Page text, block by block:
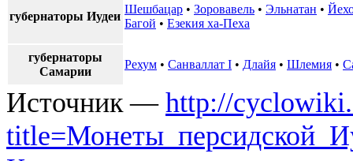
губернаторы Иудеи
Шешбацар • Зоровавель • Эльнатан •
Багой • Езекия ха-Пеха
губернаторы
Самарии
Рехум • Санваллат I • Длайя • Шлемия •
Источник — http://